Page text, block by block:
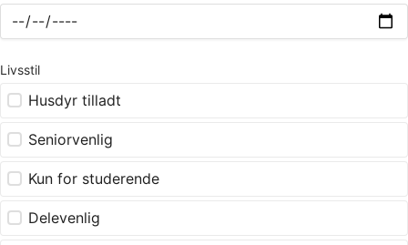
Livsstil
Husdyr tilladt
Seniorvenlig
Kun for studerende
Delevenlig